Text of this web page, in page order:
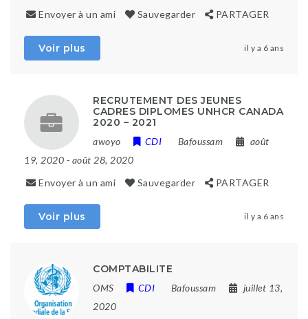
Envoyer à un ami
Sauvegarder PARTAGER
Voir plus il y a 6 ans
RECRUTEMENT DES JEUNES
CADRES DIPLOMES UNHCR CANADA
2020 – 2021
awoyo CDI Bafoussam
août
19, 2020 - août 28, 2020
Envoyer à un ami
Sauvegarder PARTAGER
Voir plus il y a 6 ans
COMPTABILITE
OMS CDI Bafoussam
juillet 13,
2020